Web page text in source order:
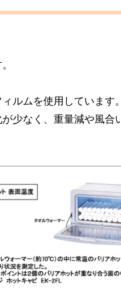
ルムを使用しています。
少なく、重量減や風合